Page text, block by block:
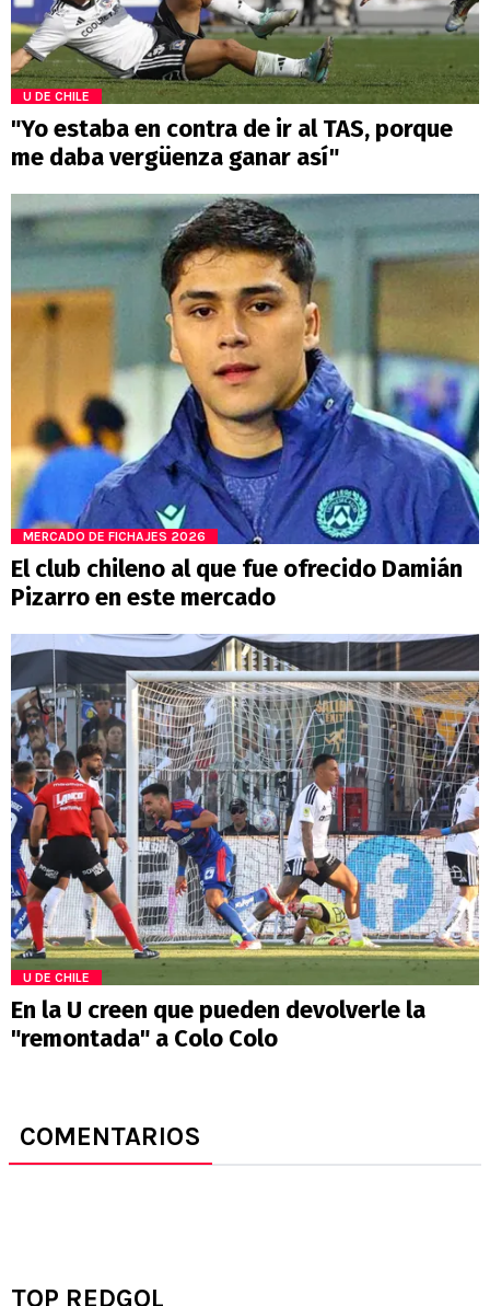
U DE CHILE
"Yo estaba en contra de ir al TAS, porque
me daba vergüenza ganar así"
MERCADO DE FICHAJES 2026
El club chileno al que fue ofrecido Damián
Pizarro en este mercado
U DE CHILE
En la U creen que pueden devolverle la
"remontada" a Colo Colo
COMENTARIOS
TOP REDGOL